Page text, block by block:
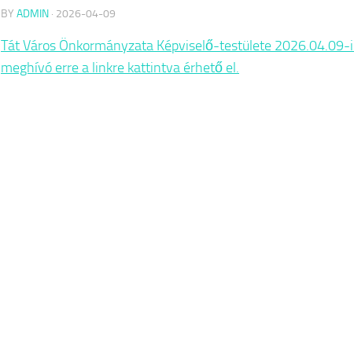
BY ADMIN · 2026-04-09
Tát Város Önkormányzata Képviselő-testülete 2026.04.09-
meghívó erre a linkre kattintva érhető el.